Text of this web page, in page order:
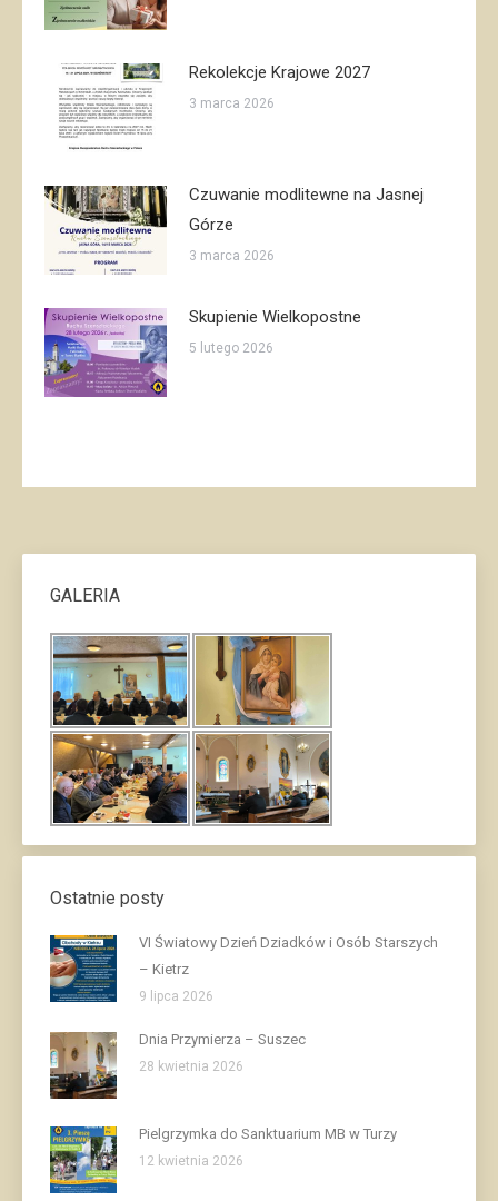
Rekolekcje Krajowe 2027
3 marca 2026
Czuwanie modlitewne na Jasnej
Górze
3 marca 2026
Skupienie Wielkopostne
5 lutego 2026
GALERIA
Ostatnie posty
VI Światowy Dzień Dziadków i Osób Starszych
– Kietrz
9 lipca 2026
Dnia Przymierza – Suszec
28 kwietnia 2026
Pielgrzymka do Sanktuarium MB w Turzy
12 kwietnia 2026